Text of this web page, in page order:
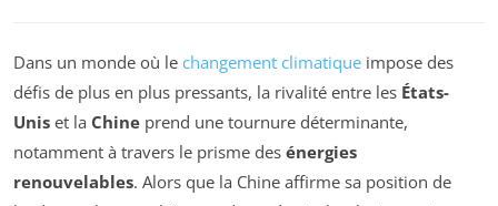
Dans un monde où le changement climatique impose des
défis de plus en plus pressants, la rivalité entre les États-
Unis et la Chine prend une tournure déterminante,
notamment à travers le prisme des énergies
renouvelables. Alors que la Chine affirme sa position de